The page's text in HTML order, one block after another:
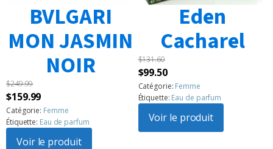
BVLGARI
MON JASMIN
NOIR
$249.99
Le
prix
initial
était :
$159.99Le
prix
actuel
est :
Catégorie: Femme
Étiquette: Eau de parfum
Voir le produit
Eden
Cacharel
$131.60
Le
prix
initial
était :
$131.60.
$99.50Le
prix
actuel
est :
$99.50.
Catégorie: Femme
Étiquette: Eau de parfum
Voir le produit